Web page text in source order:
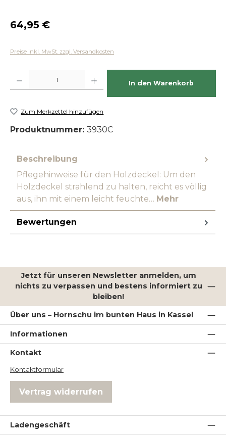
Regulärer Preis:
64,95 €
Preise inkl. MwSt. zzgl. Versandkosten
In den Warenkorb
Zum Merkzettel hinzufügen
Produktnummer: 3930C
Beschreibung
Pflegehinweise für den Holzdeckel: Um den
Holzdeckel strahlend zu halten, reicht es völlig
aus, ihn mit einem leicht feuchte… Mehr
Bewertungen
Jetzt für unseren Newsletter anmelden, um
nichts zu verpassen und bestens informiert zu
bleiben!
Über uns – Hornschu im bunten Haus in Kassel
Informationen
Kontakt
Kontaktformular
Vertrag widerrufen
Ladengeschäft